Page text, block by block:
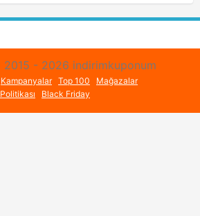
- 2026 indirimkuponum
Kampanyalar Top 100
Mağazalar
Black Friday